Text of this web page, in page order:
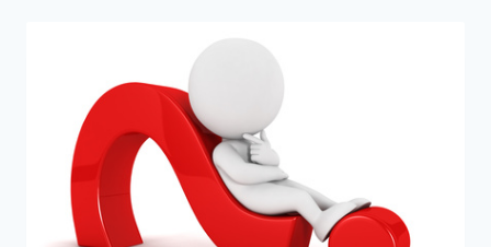
SOLUTIONS